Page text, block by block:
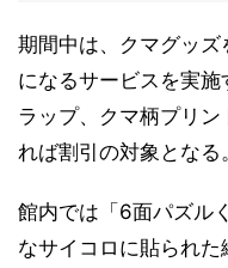
期間中は、クマグッズ
になるサービスを実
ラップ、クマ柄プリ
れば割引の対象となる
館内では「6面パズル
なサイコロに貼られ